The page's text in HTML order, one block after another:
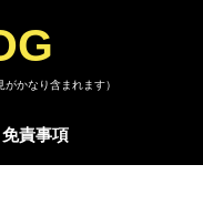
かなり含まれます）
免責事項